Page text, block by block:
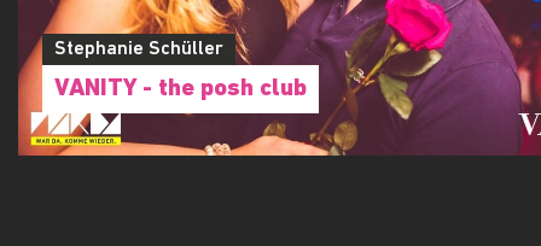
Stephanie Schüller
VANITY - the posh club